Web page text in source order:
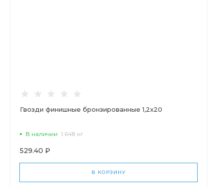
Гвозди финишные бронзированные 1,2х20
В наличии 1.648 кг
529.40 ₽
В КОРЗИНУ